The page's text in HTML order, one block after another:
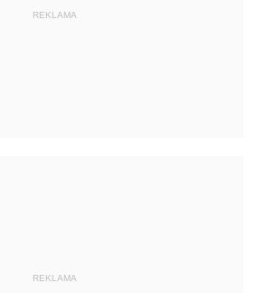
REKLAMA
REKLAMA